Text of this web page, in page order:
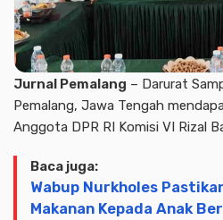
Jurnal Pemalang – Darurat
Pemalang, Jawa Tengah
Anggota DPR RI Komisi VI Rizal
Baca juga:
Wabup Nurkholes
Makanan Kepada Anak